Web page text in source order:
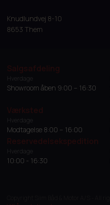
Knudlundvej 8-10
8653 Them
Salgsafdeling
Hverdage
Showroom åben 9:00 – 16:30
Værksted
Hverdage
Modtagelse 8:00 – 16:00
Reservedelsekspedition
Hverdage
10:00 - 16:30